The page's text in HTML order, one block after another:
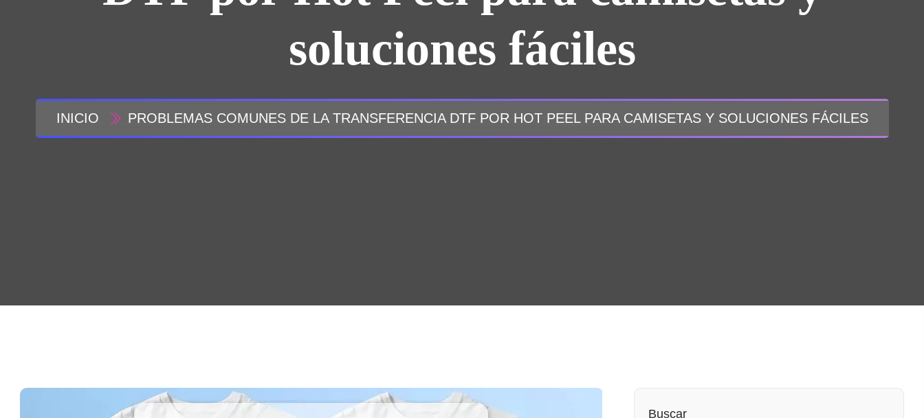
soluciones fáciles
INICIO PROBLEMAS COMUNES DE LA TRANSFERENCIA DTF POR HOT PEEL PARA CAMISETAS Y SOLUCIONES FÁCILES
Buscar